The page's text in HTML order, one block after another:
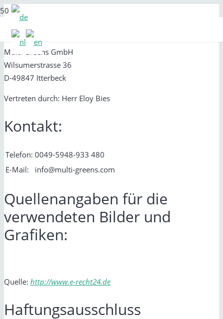
Angaben gemäß § 5 TMG:
Multi-Greens GmbH
Wilsumerstrasse 36
D-49847 Itterbeck
Vertreten durch: Herr Eloy Bies
Kontakt:
Telefon: 0049-5948-933 480
E-Mail:
info@multi-greens.com
Quellenangaben für die
verwendeten Bilder und
Grafiken:
Quelle: http://www.e-recht24.de
Haftungsausschluss